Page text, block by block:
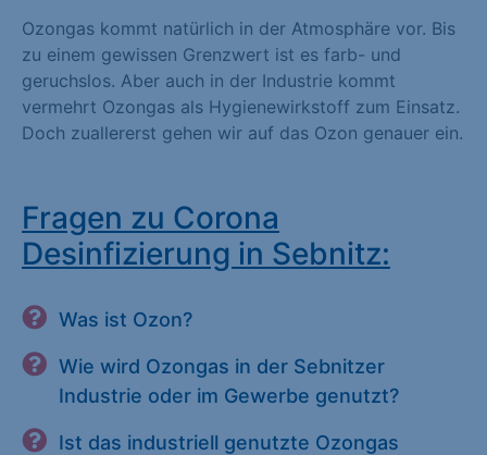
Ozongas kommt natürlich in der Atmosphäre vor. Bis
zu einem gewissen Grenzwert ist es farb- und
geruchslos. Aber auch in der Industrie kommt
vermehrt Ozongas als Hygienewirkstoff zum Einsatz.
Doch zuallererst gehen wir auf das Ozon genauer ein.
Fragen zu Corona
Desinfizierung in Sebnitz:
Was ist Ozon?
Wie wird Ozongas in der Sebnitzer
Industrie oder im Gewerbe genutzt?
Ist das industriell genutzte Ozongas